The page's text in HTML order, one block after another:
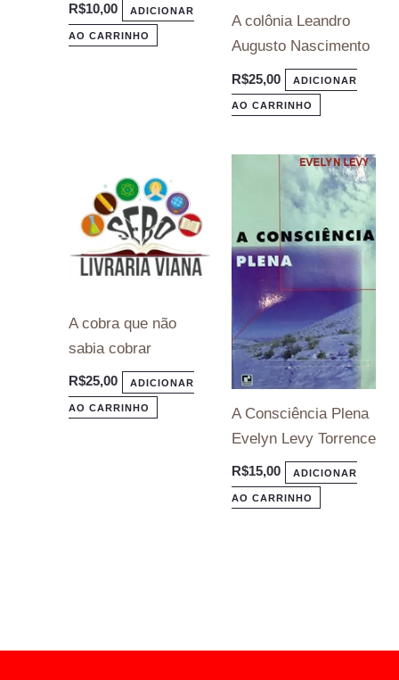
R$10,00 ADICIONAR
AO CARRINHO
A colônia Leandro
Augusto Nascimento
R$25,00 ADICIONAR
AO CARRINHO
A cobra que não
sabia cobrar
R$25,00 ADICIONAR
AO CARRINHO
A Consciência Plena
Evelyn Levy Torrence
R$15,00 ADICIONAR
AO CARRINHO